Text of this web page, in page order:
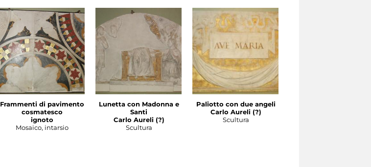
Frammenti di pavimento
cosmatesco
ignoto
Mosaico, intarsio
Lunetta con Madonna e
Santi
Carlo Aureli (?)
Scultura
Paliotto con due angeli
Carlo Aureli (?)
Scultura